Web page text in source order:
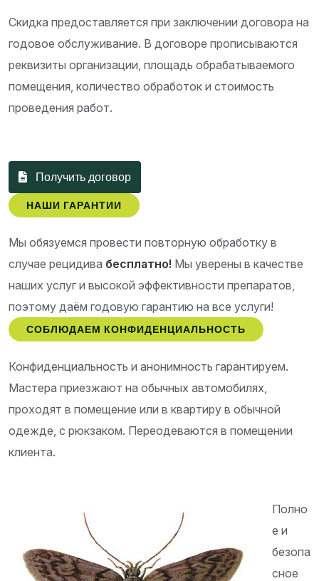
Скидка предоставляется при заключении договора на
годовое обслуживание. В договоре прописываются
реквизиты организации, площадь обрабатываемого
помещения, количество обработок и стоимость
проведения работ.
Получить договор
НАШИ ГАРАНТИИ
Мы обязуемся провести повторную обработку в
случае рецидива бесплатно! Мы уверены в качестве
наших услуг и высокой эффективности препаратов,
поэтому даём годовую гарантию на все услуги!
СОБЛЮДАЕМ КОНФИДЕНЦИАЛЬНОСТЬ
Конфиденциальность и анонимность гарантируем.
Мастера приезжают на обычных автомобилях,
проходят в помещение или в квартиру в обычной
одежде, с рюкзаком. Переодеваются в помещении
клиента.
Полно
е и
безопа
сное